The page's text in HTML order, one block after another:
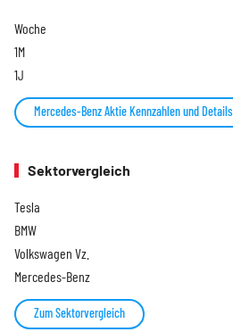
Woche
1M
1J
Mercedes-Benz Aktie Kennzahlen und Details
Sektorvergleich
Tesla
BMW
Volkswagen Vz.
Mercedes-Benz
Zum Sektorvergleich